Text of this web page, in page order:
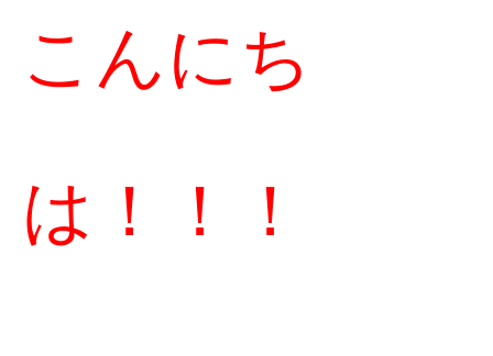
こんにち
は！！！